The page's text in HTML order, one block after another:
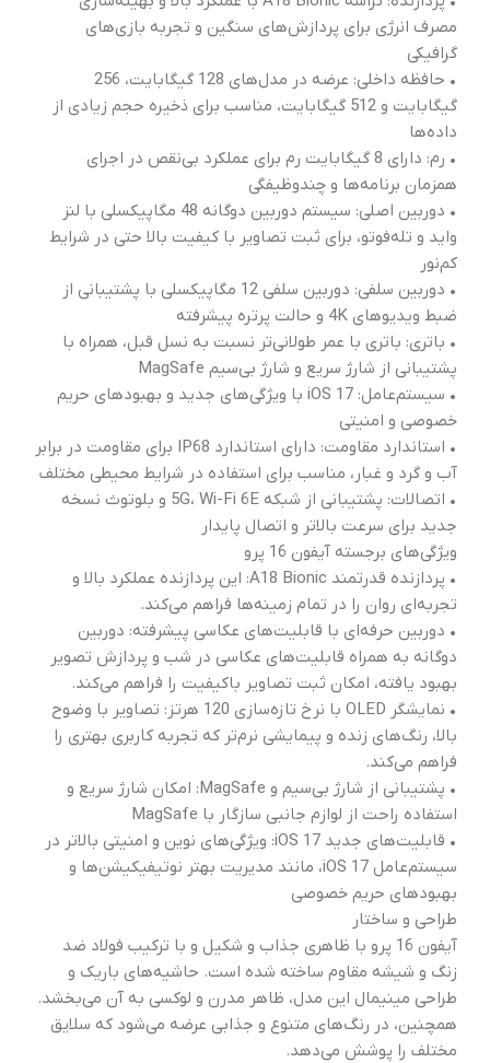
مصرف انرژی برای پردازش‌های سنگین و تجربه بازی‌های
گرافیکی
• حافظه داخلی: عرضه در مدل‌های 128 گیگابایت، 256
گیگابایت و 512 گیگابایت، مناسب برای ذخیره حجم زیادی از
داده‌ها
• رم: دارای 8 گیگابایت رم برای عملکرد بی‌نقص در اجرای
همزمان برنامه‌ها و چندوظیفگی
• دوربین اصلی: سیستم دوربین دوگانه 48 مگاپیکسلی با لنز
واید و تله‌فوتو، برای ثبت تصاویر با کیفیت بالا حتی در شرایط
کم‌نور
• دوربین سلفی: دوربین سلفی 12 مگاپیکسلی با پشتیبانی از
ضبط ویدیوهای 4K و حالت پرتره پیشرفته
• باتری: باتری با عمر طولانی‌تر نسبت به نسل قبل، همراه با
پشتیبانی از شارژ سریع و شارژ بی‌سیم MagSafe
• سیستم‌عامل: iOS 17 با ویژگی‌های جدید و بهبودهای حریم
خصوصی و امنیتی
• استاندارد مقاومت: دارای استاندارد IP68 برای مقاومت در برابر
آب و گرد و غبار، مناسب برای استفاده در شرایط محیطی مختلف
• اتصالات: پشتیبانی از شبکه 5G، Wi-Fi 6E و بلوتوث نسخه
جدید برای سرعت بالاتر و اتصال پایدار
ویژگی‌های برجسته آیفون 16 پرو
• پردازنده قدرتمند A18 Bionic: این پردازنده عملکرد بالا و
تجربه‌ای روان را در تمام زمینه‌ها فراهم می‌کند.
• دوربین حرفه‌ای با قابلیت‌های عکاسی پیشرفته: دوربین
دوگانه به همراه قابلیت‌های عکاسی در شب و پردازش تصویر
بهبود یافته، امکان ثبت تصاویر باکیفیت را فراهم می‌کند.
• نمایشگر OLED با نرخ تازه‌سازی 120 هرتز: تصاویر با وضوح
بالا، رنگ‌های زنده و پیمایشی نرم‌تر که تجربه کاربری بهتری را
فراهم می‌کند.
• پشتیبانی از شارژ بی‌سیم و MagSafe: امکان شارژ سریع و
استفاده راحت از لوازم جانبی سازگار با MagSafe
• قابلیت‌های جدید iOS 17: ویژگی‌های نوین و امنیتی بالاتر در
سیستم‌عامل iOS 17، مانند مدیریت بهتر نوتیفیکیشن‌ها و
بهبودهای حریم خصوصی
طراحی و ساختار
آیفون 16 پرو با ظاهری جذاب و شکیل و با ترکیب فولاد ضد
زنگ و شیشه مقاوم ساخته شده است. حاشیه‌های باریک و
طراحی مینیمال این مدل، ظاهر مدرن و لوکسی به آن می‌بخشد.
همچنین، در رنگ‌های متنوع و جذابی عرضه می‌شود که سلایق
مختلف را پوشش می‌دهد.